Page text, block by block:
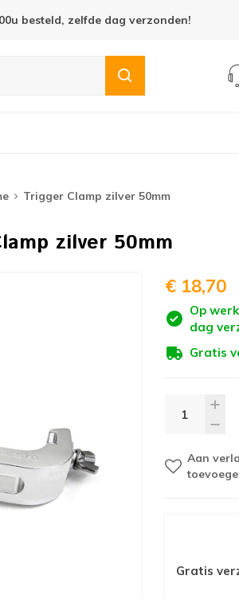
besteld, zelfde dag verzonden!
Trigger Clamp zilver 50mm
zilver 50mm
€ 18,70
Op
dag
Gratis
Aan
Gratis